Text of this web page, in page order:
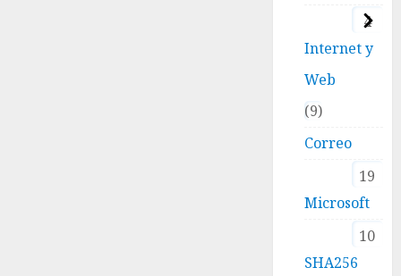
4
Internet y
Web
9
Correo
19
Microsoft
10
SHA256